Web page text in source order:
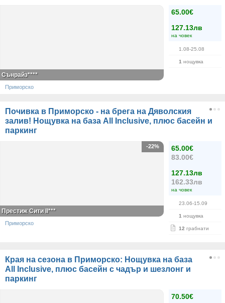
65.00€
127.13лв
на човек
1.08-25.08
1 нощувка
Сънрайз****
Приморско
Почивка в Приморско - на брега на Дяволския
залив! Нощувка на база All Inclusive, плюс басейн и
паркинг
65.00€
83.00€
127.13лв
162.33лв
на човек
23.06-15.09
1 нощувка
12 грабнати
-22%
Престиж Сити II***
Приморско
Края на сезона в Приморско: Нощувка на база
All Inclusive, плюс басейн с чадър и шезлонг и
паркинг
70.50€